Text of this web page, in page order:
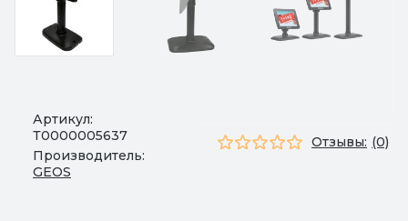
Артикул:
Т0000005637
Производитель:
GEOS
Отзывы: (0)